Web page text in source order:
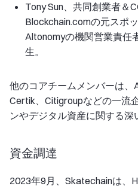
Tony Sun、共同創業者＆
Blockchain.comの元スポ
Altonomyの機関営業責任
生。
他のコアチームメンバーは、
Certik、Citigroupなどの一流
ンやデジタル資産に関する深
資金調達
2023年9月、Skatechainは、